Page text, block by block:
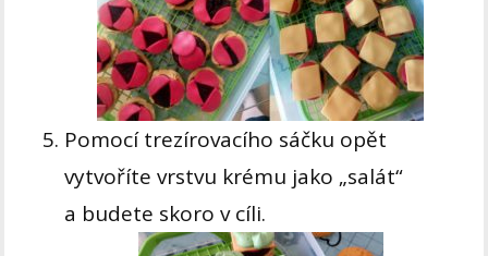
Pomocí trezírovacího sáčku opět
vytvoříte vrstvu krému jako „salát“
a budete skoro v cíli.